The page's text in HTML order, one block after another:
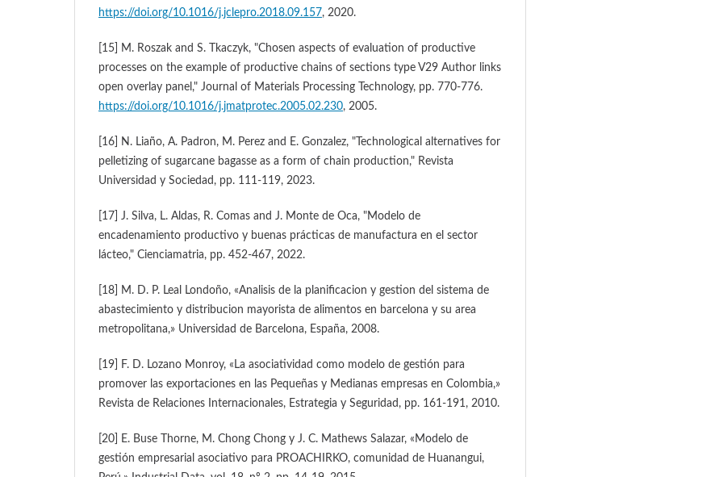
https://doi.org/10.1016/j.jclepro.2018.09.157, 2020.
[15] M. Roszak and S. Tkaczyk, "Chosen aspects of evaluation of productive
processes on the example of productive chains of sections type V29 Author links
open overlay panel," Journal of Materials Processing Technology, pp. 770-776.
https://doi.org/10.1016/j.jmatprotec.2005.02.230, 2005.
[16] N. Liaño, A. Padron, M. Perez and E. Gonzalez, "Technological alternatives for
pelletizing of sugarcane bagasse as a form of chain production," Revista
Universidad y Sociedad, pp. 111-119, 2023.
[17] J. Silva, L. Aldas, R. Comas and J. Monte de Oca, "Modelo de
encadenamiento productivo y buenas prácticas de manufactura en el sector
lácteo," Cienciamatria, pp. 452-467, 2022.
[18] M. D. P. Leal Londoño, «Analisis de la planificacion y gestion del sistema de
abastecimiento y distribucion mayorista de alimentos en barcelona y su area
metropolitana,» Universidad de Barcelona, España, 2008.
[19] F. D. Lozano Monroy, «La asociatividad como modelo de gestión para
promover las exportaciones en las Pequeñas y Medianas empresas en Colombia,»
Revista de Relaciones Internacionales, Estrategia y Seguridad, pp. 161-191, 2010.
[20] E. Buse Thorne, M. Chong Chong y J. C. Mathews Salazar, «Modelo de
gestión empresarial asociativo para PROACHIRKO, comunidad de Huanangui,